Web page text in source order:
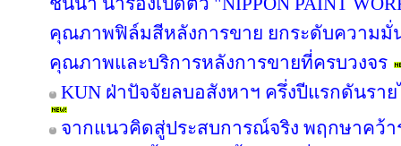
คุณภาพฟิล์มสีหลังการขาย ยกระดับความ
คุณภาพและบริการหลังการขายที่ครบวงจร
KUN ฝ่าปัจจัยลบอสังหาฯ ครึ่งปีแรกดันรา
จากแนวคิดสู่ประสบการณ์จริง พฤกษาคว้าร